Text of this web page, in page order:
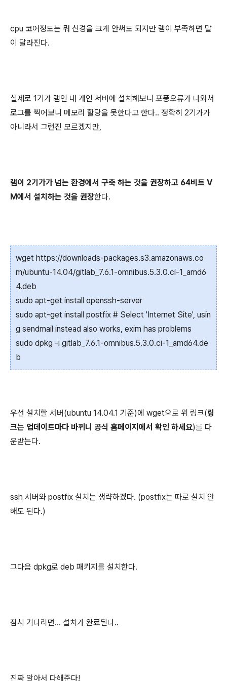
cpu 코어정도는 뭐 신경을 크게 안써도 되지만 램이 부족하면 말
이 달라진다.
실제로 1기가 램인 내 개인 서버에 설치해보니 포풍오류가 나와서
로그를 찍어보니 메모리 할당을 못한다고 한다.. 정확히 2기가가
아니라서 그런진 모르겠지만,
램이 2기가가 넘는 환경에서 구축 하는 것을 권장하고 64비트 V
M에서 설치하는 것을 권장한다.
wget https://downloads-packages.s3.amazonaws.co
m/ubuntu-14.04/gitlab_7.6.1-omnibus.5.3.0.ci-1_amd6
4.deb
sudo apt-get install openssh-server
sudo apt-get install postfix # Select 'Internet Site', usin
g sendmail instead also works, exim has problems
sudo dpkg -i gitlab_7.6.1-omnibus.5.3.0.ci-1_amd64.de
b
우선 설치할 서버(ubuntu 14.04.1 기준)에 wget으로 위 링크(링
크는 업데이트마다 바뀌니 공식 홈페이지에서 확인 하세요)를 다
운받는다.
ssh 서버와 postfix 설치는 생략하겠다. (postfix는 따로 설치 안
해도 된다.)
그다음 dpkg로 deb 패키지를 설치한다.
잠시 기다리면... 설치가 완료된다..
진짜 알아서 다해준다!